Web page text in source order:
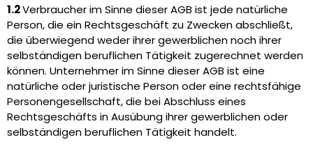
1.2Verbraucher im Sinne dieser AGB ist jede natürliche
Person, die ein Rechtsgeschäft zu Zwecken abschließt,
die überwiegend weder ihrer gewerblichen noch ihrer
selbständigen beruflichen Tätigkeit zugerechnet werden
können. Unternehmer im Sinne dieser AGB ist eine
natürliche oder juristische Person oder eine rechtsfähige
Personengesellschaft, die bei Abschluss eines
Rechtsgeschäfts in Ausübung ihrer gewerblichen oder
selbständigen beruflichen Tätigkeit handelt.